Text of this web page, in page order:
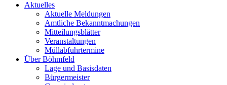
Aktuelles
Aktuelle Meldungen
Amtliche Bekanntmachungen
Mitteilungsblätter
Veranstaltungen
Müllabfuhrtermine
Über Böhmfeld
Lage und Basisdaten
Bürgermeister